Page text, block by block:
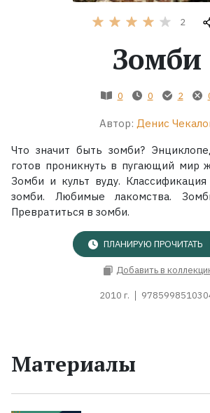
Коллекции
2
Зомби
0 0 2
Автор: Денис
Что значит быть зомби?
готов проникнуть в пугающий мир
Зомби и культ вуду.
зомби. Любимые лакомства.
Превратиться в зомби.
ПЛАНИРУЮ ПРОЧИТАТЬ
Добавить в
2010 г.
Материалы